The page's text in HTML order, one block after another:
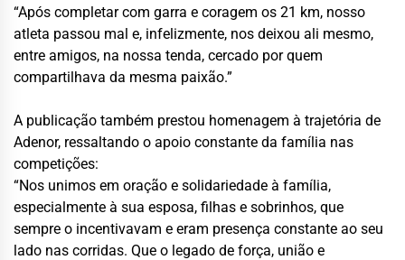
“Após completar com garra e coragem os 21 km, nosso
atleta passou mal e, infelizmente, nos deixou ali mesmo,
entre amigos, na nossa tenda, cercado por quem
compartilhava da mesma paixão.”
A publicação também prestou homenagem à trajetória de
Adenor, ressaltando o apoio constante da família nas
competições:
“Nos unimos em oração e solidariedade à família,
especialmente à sua esposa, filhas e sobrinhos, que
sempre o incentivavam e eram presença constante ao seu
lado nas corridas. Que o legado de força, união e